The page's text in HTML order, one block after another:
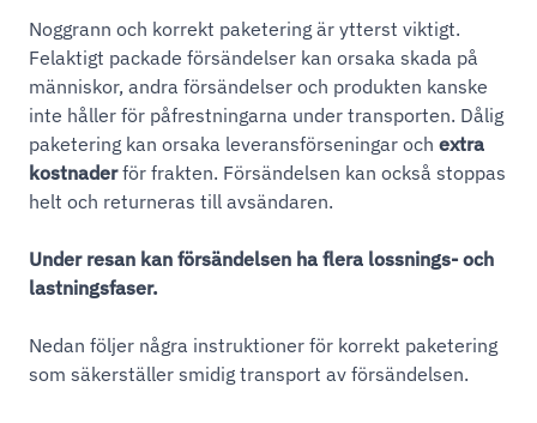
Noggrann och korrekt paketering är ytterst viktigt.
Felaktigt packade försändelser kan orsaka skada på
människor, andra försändelser och produkten kanske
inte håller för påfrestningarna under transporten. Dålig
paketering kan orsaka leveransförseningar och extra
kostnaderför frakten. Försändelsen kan också stoppas
helt och returneras till avsändaren.
Under resan kan försändelsen ha flera lossnings- och
lastningsfaser.
Nedan följer några instruktioner för korrekt paketering
som säkerställer smidig transport av försändelsen.